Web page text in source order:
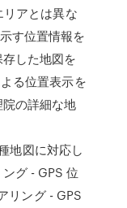
アとは異な
す位置情報を
した地図を
る位置表示を
の詳細な地
地図に対応し
グ - GPS 位
リング - GPS